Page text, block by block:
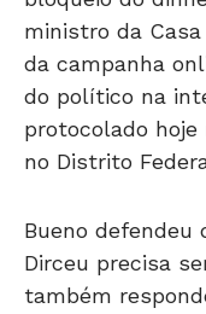
ministro da
da campanha
do político na
protocolado hoje
no Distrito
Bueno defendeu
Dirceu precisa
também